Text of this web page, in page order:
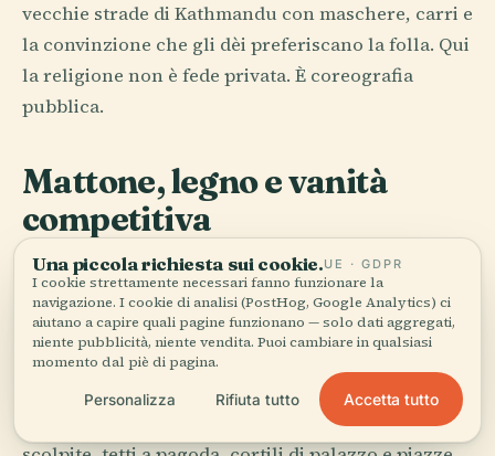
vecchie strade di Kathmandu con maschere, carri e
la convinzione che gli dèi preferiscano la folla. Qui
la religione non è fede privata. È coreografia
pubblica.
Mattone, legno e vanità
competitiva
La grande architettura del Nepal spesso sembra
devozionale e, in parte, lo è; ma è anche malizia
competitiva. I re Malla di Kathmandu, Bhaktapur e
Patan passarono secoli a cercare di costruire più
degli altri, che è una delle forme di vanità più utili
mai registrate. La rivalità ha dato alla valle finestre
Una piccola richiesta sui cookie.UE · GDPR
I cookie strettamente necessari fanno funzionare la
navigazione. I cookie di analisi (PostHog, Google Analytics) ci
aiutano a capire quali pagine funzionano — solo dati aggregati,
niente pubblicità, niente vendita. Puoi cambiare in qualsiasi
momento dal piè di pagina.
Personalizza Rifiuta tutto Accetta tutto